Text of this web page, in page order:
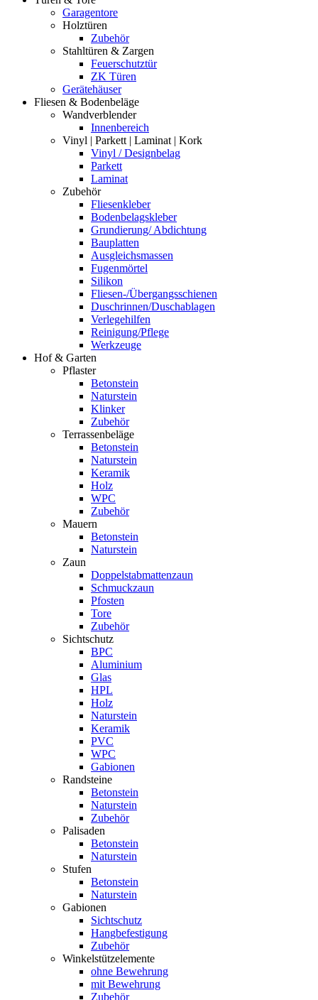
Garagentore
Holztüren
Zubehör
Stahltüren & Zargen
Feuerschutztür
ZK Türen
Gerätehäuser
Fliesen & Bodenbeläge
Wandverblender
Innenbereich
Vinyl | Parkett | Laminat | Kork
Vinyl / Designbelag
Parkett
Laminat
Zubehör
Fliesenkleber
Bodenbelagskleber
Grundierung/ Abdichtung
Bauplatten
Ausgleichsmassen
Fugenmörtel
Silikon
Fliesen-/Übergangsschienen
Duschrinnen/Duschablagen
Verlegehilfen
Reinigung/Pflege
Werkzeuge
Hof & Garten
Pflaster
Betonstein
Naturstein
Klinker
Zubehör
Terrassenbeläge
Betonstein
Naturstein
Keramik
Holz
WPC
Zubehör
Mauern
Betonstein
Naturstein
Zaun
Doppelstabmattenzaun
Schmuckzaun
Pfosten
Tore
Zubehör
Sichtschutz
BPC
Aluminium
Glas
HPL
Holz
Naturstein
Keramik
PVC
WPC
Gabionen
Randsteine
Betonstein
Naturstein
Zubehör
Palisaden
Betonstein
Naturstein
Stufen
Betonstein
Naturstein
Gabionen
Sichtschutz
Hangbefestigung
Zubehör
Winkelstützelemente
ohne Bewehrung
mit Bewehrung
Zubehör